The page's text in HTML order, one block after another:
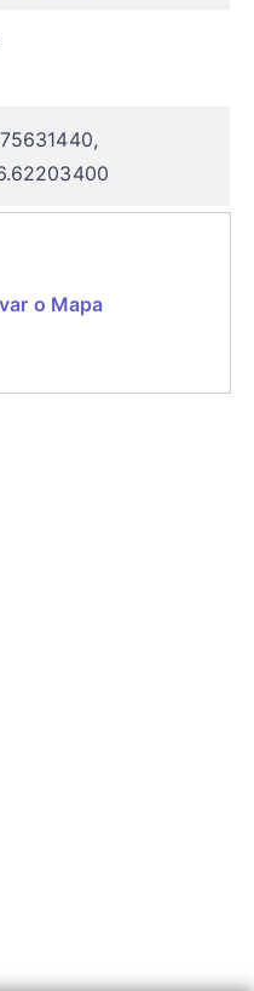
o Mapa